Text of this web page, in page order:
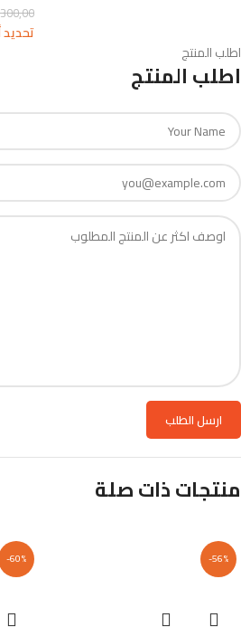
تحديد
اطلب المنتج
اطلب المنتج
منتجات ذات صلة
-56%
-60%